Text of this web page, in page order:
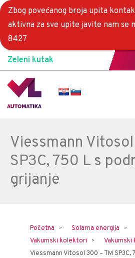
Zeleni kutak
Viessmann
SP3C, 750 L s
grijanje
Početna Solarna energija
Vakumski kolektori
Vakumski
Viessmann Vitosol 300 – TM SP3C,
Zbog povećanog broja upita
aktivna za sve upite javite nam se
8427